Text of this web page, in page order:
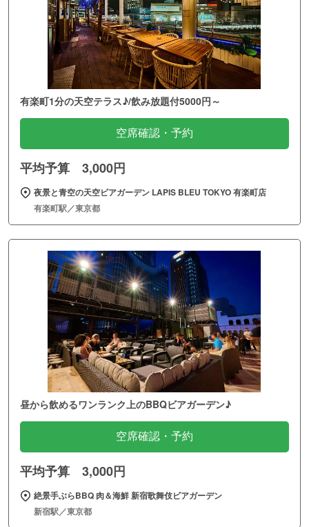
有楽町1分の天空テラス♪/飲み放題付5000円～
空席確認・予約
平均予算 3,000円
夜景と青空の天空ビアガーデン LAPIS BLEU TOKYO 有楽町店
有楽町駅／東京都
昼から飲めるワンランク上のBBQビアガーデン♪
空席確認・予約
平均予算 3,000円
絶景手ぶらBBQ 肉＆海鮮 新宿歌舞伎ビアガーデン
新宿駅／東京都